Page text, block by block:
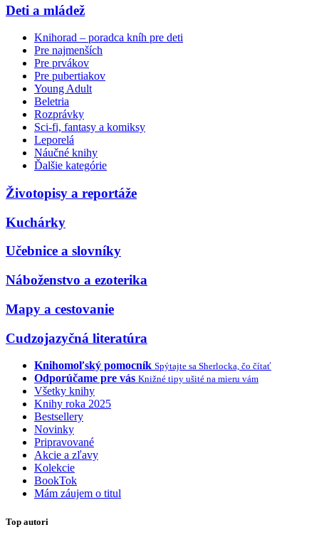
Deti a mládež
Knihorad – poradca kníh pre deti
Pre najmenších
Pre prvákov
Pre pubertiakov
Young Adult
Beletria
Rozprávky
Sci-fi, fantasy a komiksy
Leporelá
Náučné knihy
Ďalšie kategórie
Životopisy a reportáže
Kuchárky
Učebnice a slovníky
Náboženstvo a ezoterika
Mapy a cestovanie
Cudzojazyčná literatúra
Knihomoľský pomocník Spýtajte sa Sherlocka, čo čítať
Odporúčame pre vás Knižné tipy ušité na mieru vám
Všetky knihy
Knihy roka 2025
Bestsellery
Novinky
Pripravované
Akcie a zľavy
Kolekcie
BookTok
Mám záujem o titul
Top autori